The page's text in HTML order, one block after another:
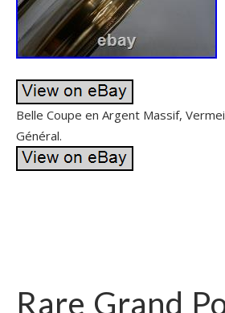
Belle Coupe en Argent Massif,
Général.
Rare Grand